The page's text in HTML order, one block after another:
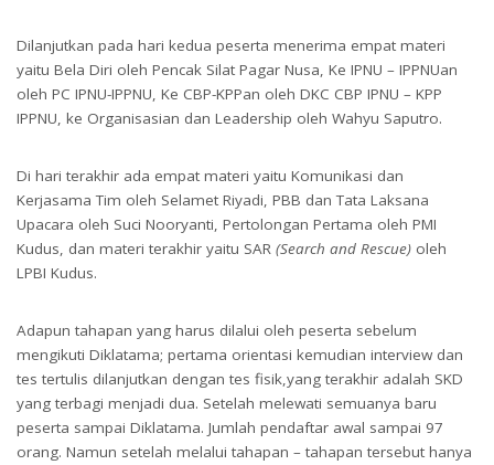
Dilanjutkan pada hari kedua peserta menerima empat materi
yaitu Bela Diri oleh Pencak Silat Pagar Nusa, Ke IPNU – IPPNUan
oleh PC IPNU-IPPNU, Ke CBP-KPPan oleh DKC CBP IPNU – KPP
IPPNU, ke Organisasian dan Leadership oleh Wahyu Saputro.
Di hari terakhir ada empat materi yaitu Komunikasi dan
Kerjasama Tim oleh Selamet Riyadi, PBB dan Tata Laksana
Upacara oleh Suci Nooryanti, Pertolongan Pertama oleh PMI
Kudus, dan materi terakhir yaitu SAR (Search and Rescue) oleh
LPBI Kudus.
Adapun tahapan yang harus dilalui oleh peserta sebelum
mengikuti Diklatama; pertama orientasi kemudian interview dan
tes tertulis dilanjutkan dengan tes fisik,yang terakhir adalah SKD
yang terbagi menjadi dua. Setelah melewati semuanya baru
peserta sampai Diklatama. Jumlah pendaftar awal sampai 97
orang. Namun setelah melalui tahapan – tahapan tersebut hanya